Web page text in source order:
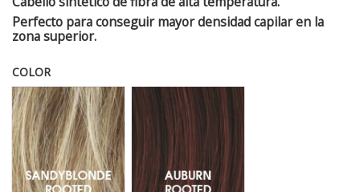
Perfecto para conseguir mayor densidad capilar en la
zona superior.
COLOR
Sandyblonde Rooted - Raíz oscura 16.22.14